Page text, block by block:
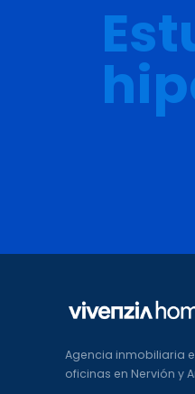
Agencia inmobiliaria
oficinas en Nervión y